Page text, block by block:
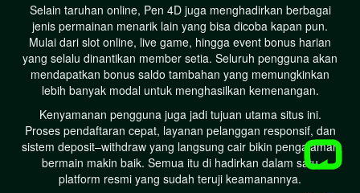
Selain taruhan online, Pen 4D juga menghadirkan berbagai
jenis permainan menarik lain yang bisa dicoba kapan pun.
Mulai dari slot online, live game, hingga event bonus harian
yang selalu dinantikan member setia. Seluruh pengguna akan
mendapatkan bonus saldo tambahan yang memungkinkan
lebih banyak modal untuk menghasilkan kemenangan.
Kenyamanan pengguna juga jadi tujuan utama situs ini.
Proses pendaftaran cepat, layanan pelanggan responsif, dan
sistem deposit–withdraw yang langsung cair bikin pengalaman
bermain makin baik. Semua itu di hadirkan dalam satu
platform resmi yang sudah teruji keamanannya.